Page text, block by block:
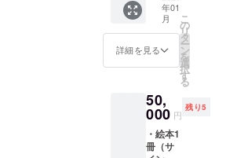
イン
し、名
刺をお
届けし
ます。
・手書
スト付
きお手
紙 ※名
刺への
記載事
年01
月
詳細を見る
こ
の
リ
タ
ー
ン
を
選
択
す
る
50,
000 円
残り5
・絵本1
冊（サ